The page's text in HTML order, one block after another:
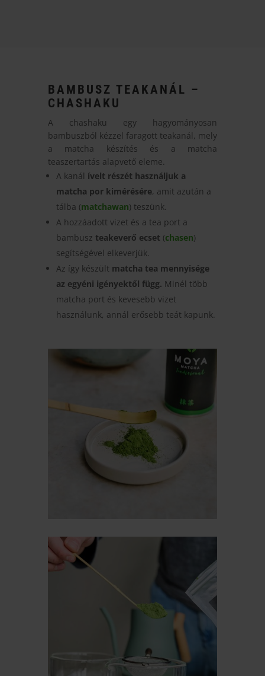
BAMBUSZ TEAKANÁL –
CHASHAKU
A chashaku egy hagyományosan
bambuszból kézzel faragott teakanál, mely
a matcha készítés és a matcha
teaszertartás alapvető eleme.
A kanál ívelt részét használjuk a
matcha por kimérésére, amit azután a
tálba (matchawan) teszünk.
A hozzáadott vizet és a tea port a
bambusz teakeverő ecset (chasen)
segítségével elkeverjük.
Az így készült matcha tea mennyisége
az egyéni igényektől függ. Minél több
matcha port és kevesebb vizet
használunk, annál erősebb teát kapunk.